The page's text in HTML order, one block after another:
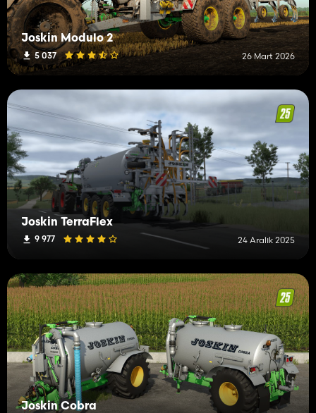
Joskin Modulo 2
5 037 26 Mart 2026
Joskin TerraFlex
9 977 24 Aralık 2025
Joskin Cobra